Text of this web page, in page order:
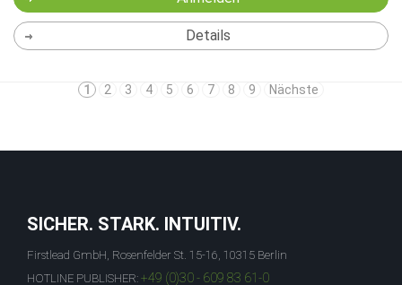
Details
1 2 3 4 5 6 7 8 9 Nächste
SICHER. STARK. INTUITIV.
Firstlead GmbH, Rosenfelder St. 15-16, 10315 Berlin
HOTLINE PUBLISHER: +49 (0)30 - 609 83 61-0